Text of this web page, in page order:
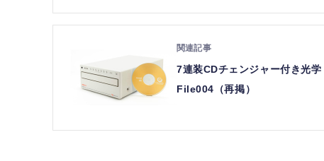
7連装CDチェンジャー付き光
File004（再掲）